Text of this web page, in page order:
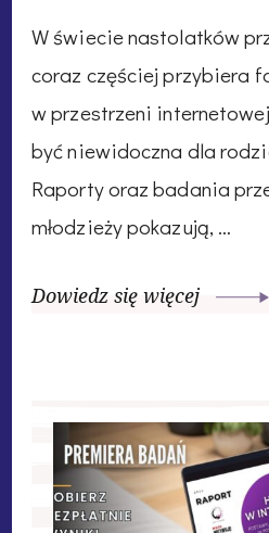
W świecie nastolatków
coraz częściej przybiera
w przestrzeni
być niewidoczna dla
Raporty oraz badania
młodzieży pokazują, …
Dowiedz się więcej